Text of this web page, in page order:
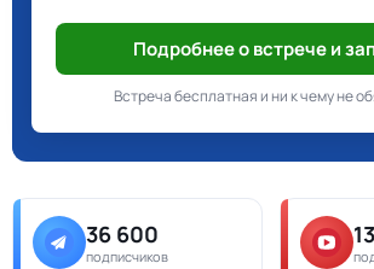
Подробнее о встрече и
Встреча бесплатная и ни к чему не
36 600
подписчиков